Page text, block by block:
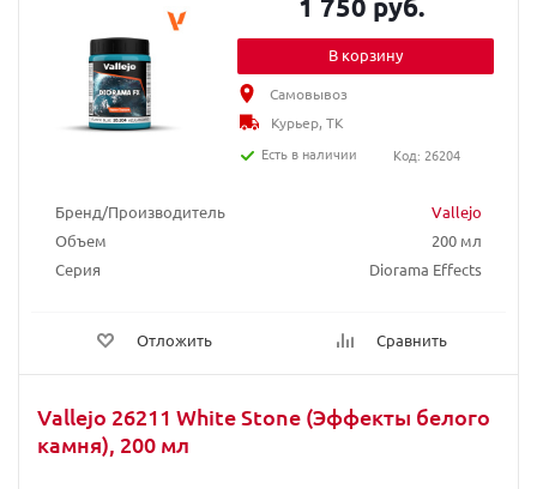
Бренд/Производитель
Vallejo
Объем
200 мл
Серия
Diorama Effects
Отложить Сравнить
1 750 руб.
В корзину
Самовывоз
Курьер, ТК
Есть в наличии
Код: 26204
Vallejo 26211 White Stone (Эффекты белого
камня), 200 мл